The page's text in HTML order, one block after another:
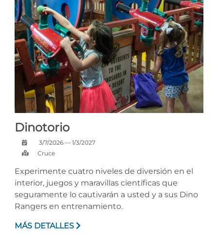
Dinotorio
3/7/2026 — 1/3/2027
Cruce
Experimente cuatro niveles de diversión en el
interior, juegos y maravillas científicas que
seguramente lo cautivarán a usted y a sus Dino
Rangers en entrenamiento.
MÁS DETALLES